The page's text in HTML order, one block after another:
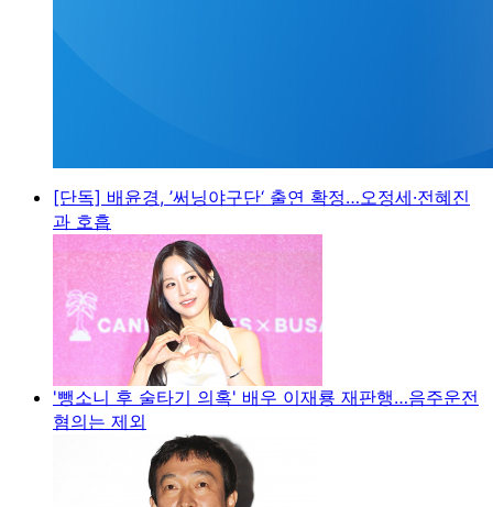
[단독] 배윤경, ’써닝야구단‘ 출연 확정…오정세·전혜진
과 호흡
'뺑소니 후 술타기 의혹' 배우 이재룡 재판행…음주운전
혐의는 제외